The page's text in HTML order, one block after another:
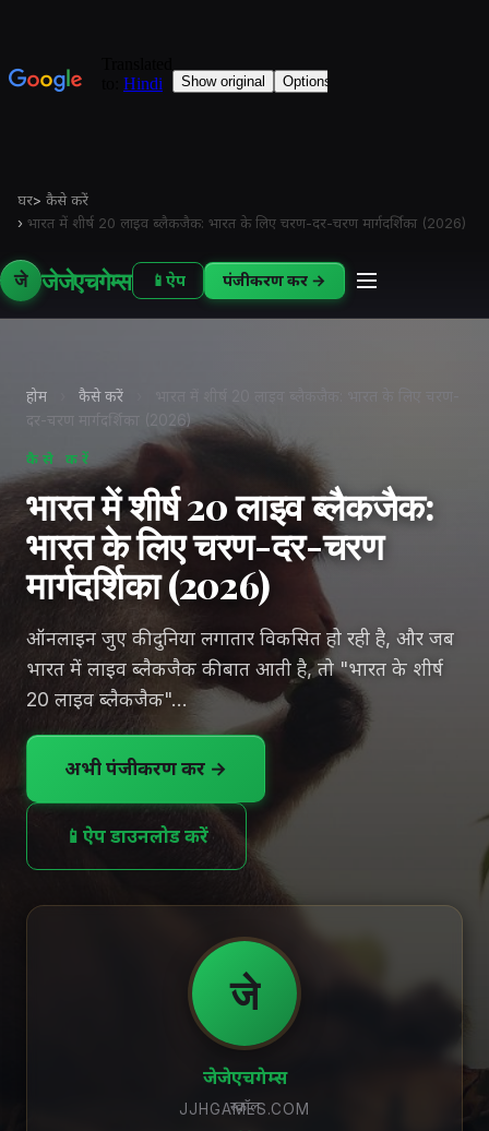
घर> कैसे करें
› भारत में शीर्ष 20 लाइव ब्लैकजैक: भारत के लिए चरण-दर-चरण मार्गदर्शिका (2026)
जे जेजेएचगेम्स 📱 ऐप पंजीकरण करें →
होम कैसे करें
दर-चरण मार्गदर्शिका (2026)
कैसे करें
भारत में शीर्ष 20 लाइव ब्लैकजैक:
भारत के लिए चरण-दर-चरण
मार्गदर्शिका (2026)
ऑनलाइन जुए की दुनिया लगातार विकसित हो रही है, और जब
भारत में लाइव ब्लैकजैक की बात आती है, तो "भारत के शीर्ष
20 लाइव ब्लैकजैक"...
अभी पंजीकरण करें →
📱 ऐप डाउनलोड करें
जे
जेजेएचगेम्स
JJHGAMES.COM
स्क्रॉल